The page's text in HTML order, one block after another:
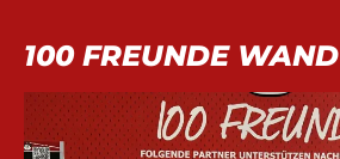
100 FREUNDE WAND